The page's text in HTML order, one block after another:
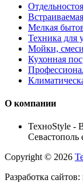
Мелкая
Техника для
Мойки,
Кухонная
О компании
TexноStyle -
Севастополь
Copyright © 2026
Разработка